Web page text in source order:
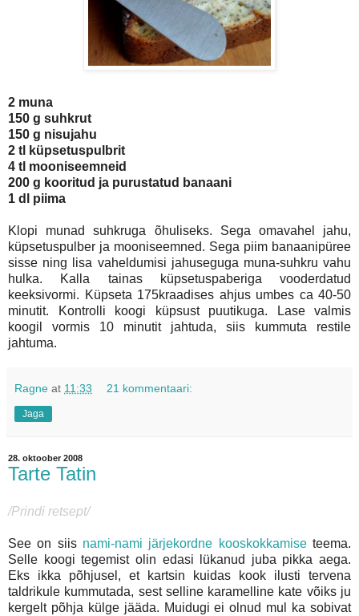
2 muna
150 g suhkrut
150 g nisujahu
2 tl küpsetuspulbrit
4 tl mooniseemneid
200 g kooritud ja purustatud banaani
1 dl piima
Klopi munad suhkruga õhuliseks. Sega omavahel jahu,
küpsetuspulber ja mooniseemned. Sega piim banaanipüree
sisse ning lisa vaheldumisi jahuseguga muna-suhkru vahu
hulka. Kalla tainas küpsetuspaberiga vooderdatud
keeksivormi. Küpseta 175kraadises ahjus umbes ca 40-50
minutit. Kontrolli koogi küpsust puutikuga. Lase valmis
koogil vormis 10 minutit jahtuda, siis kummuta restile
jahtuma.
Ragne at 11:33 21 kommentaari:
Jaga
28. oktoober 2008
Tarte Tatin
/Prindi retsept/
See on siis nami-nami järjekordne kooskokkamise teema.
Selle koogi tegemist olin edasi lükanud juba pikka aega.
Eks ikka põhjusel, et kartsin kuidas kook ilusti tervena
taldrikule kummutada, sest selline karamelline kate võiks ju
kergelt põhja külge jääda. Muidugi ei olnud mul ka sobivat